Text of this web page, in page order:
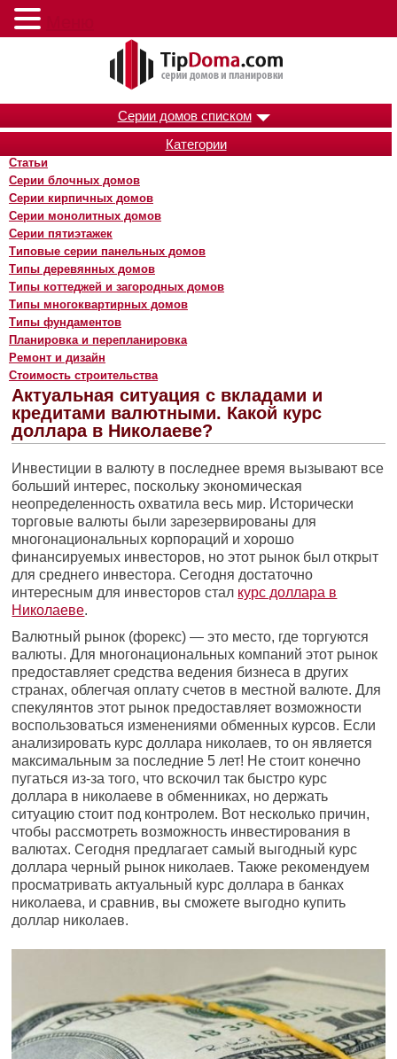
Серии домов списком
Категории
Статьи
Серии блочных домов
Серии кирпичных домов
Серии монолитных домов
Серии пятиэтажек
Типовые серии панельных домов
Типы деревянных домов
Типы коттеджей и загородных домов
Типы многоквартирных домов
Типы фундаментов
Планировка и перепланировка
Ремонт и дизайн
Стоимость строительства
Актуальная ситуация с вкладами и
кредитами валютными. Какой курс
доллара в Николаеве?
Инвестиции в валюту в последнее время вызывают все
больший интерес, поскольку экономическая
неопределенность охватила весь мир. Исторически
торговые валюты были зарезервированы для
многонациональных корпораций и хорошо
финансируемых инвесторов, но этот рынок был открыт
для среднего инвестора. Сегодня достаточно
интересным для инвесторов стал курс доллара в
Николаеве.
Валютный рынок (форекс) — это место, где торгуются
валюты. Для многонациональных компаний этот рынок
предоставляет средства ведения бизнеса в других
странах, облегчая оплату счетов в местной валюте. Для
спекулянтов этот рынок предоставляет возможности
воспользоваться изменениями обменных курсов. Если
анализировать курс доллара николаев, то он является
максимальным за последние 5 лет! Не стоит конечно
пугаться из-за того, что вскочил так быстро курс
доллара в николаеве в обменниках, но держать
ситуацию стоит под контролем. Вот несколько причин,
чтобы рассмотреть возможность инвестирования в
валютах. Сегодня предлагает самый выгодный курс
доллара черный рынок николаев. Также рекомендуем
просматривать актуальный курс доллара в банках
николаева, и сравнив, вы сможете выгодно купить
доллар николаев.